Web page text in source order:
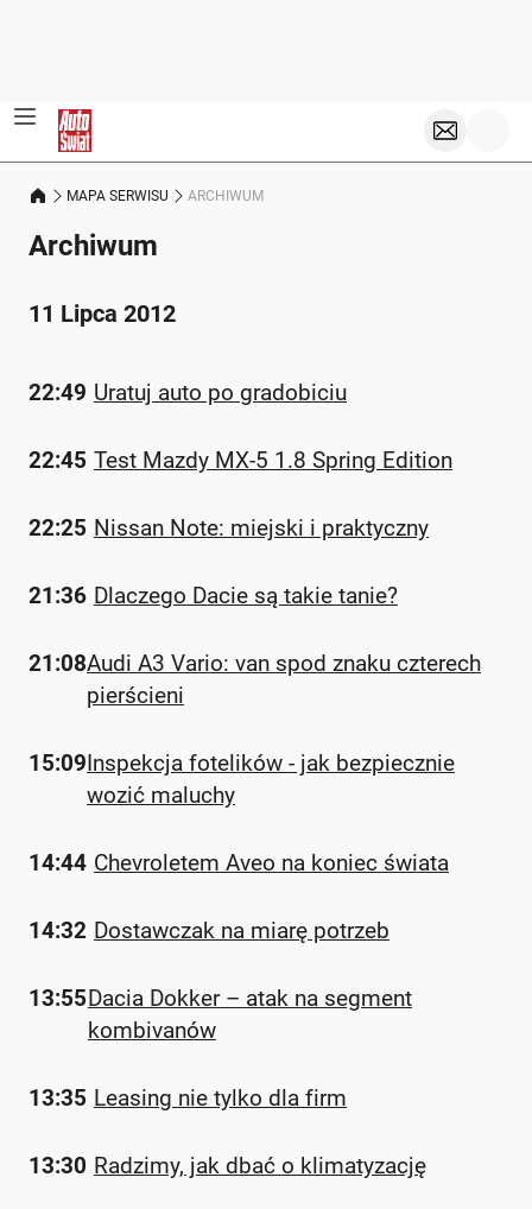
MAPA SERWISU ARCHIWUM
Archiwum
11 Lipca 2012
22:49 Uratuj auto po gradobiciu
22:45 Test Mazdy MX-5 1.8 Spring Edition
22:25 Nissan Note: miejski i praktyczny
21:36 Dlaczego Dacie są takie tanie?
21:08Audi A3 Vario: van spod znaku czterech
pierścieni
15:09Inspekcja fotelików - jak bezpiecznie
wozić maluchy
14:44 Chevroletem Aveo na koniec świata
14:32 Dostawczak na miarę potrzeb
13:55Dacia Dokker – atak na segment
kombivanów
13:35 Leasing nie tylko dla firm
13:30 Radzimy, jak dbać o klimatyzację